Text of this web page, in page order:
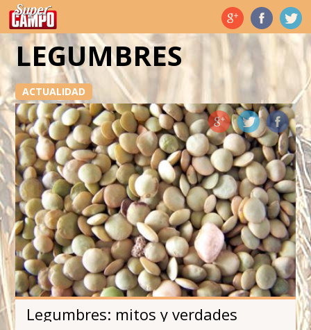
Temas de hoy
LEGUMBRES
ACTUALIDAD
Legumbres: mitos y verdades